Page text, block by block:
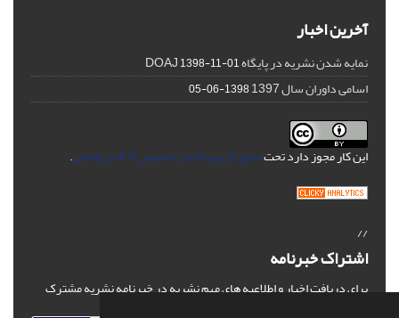
آخرین اخبار
نمایه شدن نشریه در پایگاه DOAJ1398-11-01
اسامی داوران سال 1397 1398-06-05
این کار مجوز دارد تحتمجوز کریتیو کامنز تخصیص 4.0 بین‌المللی .
//
اشتراک خبرنامه
برای دریافت اخبار و اطلاعیه های مهم نشریه در خبرنامه نشریه مشترک